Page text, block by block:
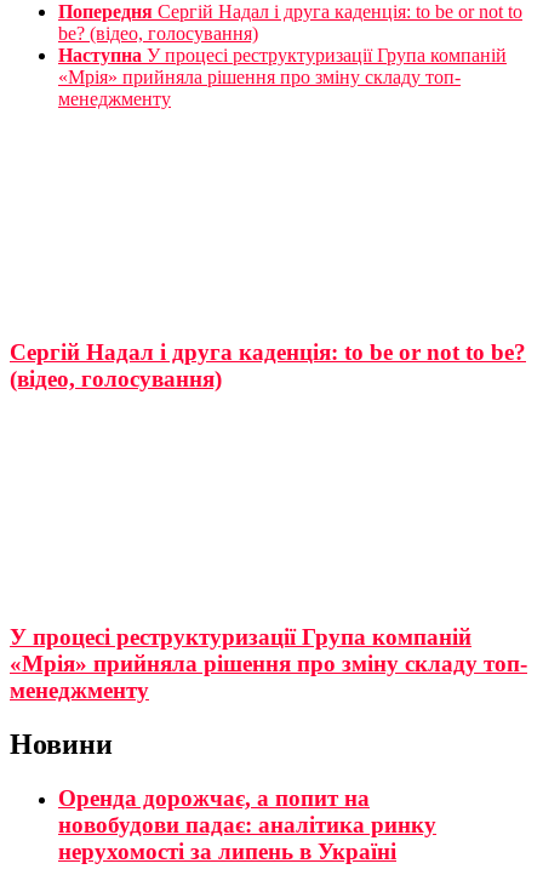
Попередня Сергій Надал і друга каденція: to be or not to
be? (відео, голосування)
Наступна У процесі реструктуризації Група компаній
«Мрія» прийняла рішення про зміну складу топ-
менеджменту
Сергій Надал і друга каденція: to be or not to be?
(відео, голосування)
У процесі реструктуризації Група компаній
«Мрія» прийняла рішення про зміну складу топ-
менеджменту
Новини
Оренда дорожчає, а попит на
новобудови падає: аналітика ринку
нерухомості за липень в Україні